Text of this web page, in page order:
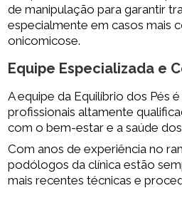
de manipulação para garantir
especialmente em casos mais
onicomicose.
Equipe Especializada e
A equipe da Equilíbrio dos Pés
profissionais altamente
com o bem-estar e a saúde
Com anos de experiência no
podólogos da clínica estão
mais recentes técnicas e